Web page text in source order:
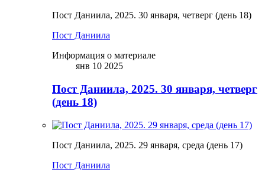
Пост Даниила, 2025. 30 января, четверг (день 18)
Пост Даниила
Информация о материале
янв 10 2025
Пост Даниила, 2025. 30 января, четверг
(день 18)
Пост Даниила, 2025. 29 января, среда (день 17)
Пост Даниила